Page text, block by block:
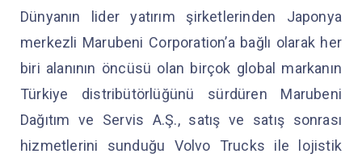
Dünyanın lider yatırım şirketlerinden Japonya
merkezli Marubeni Corporation’a bağlı olarak her
biri alanının öncüsü olan birçok global markanın
Türkiye distribütörlüğünü sürdüren Marubeni
Dağıtım ve Servis A.Ş., satış ve satış sonrası
hizmetlerini sunduğu Volvo Trucks ile lojistik